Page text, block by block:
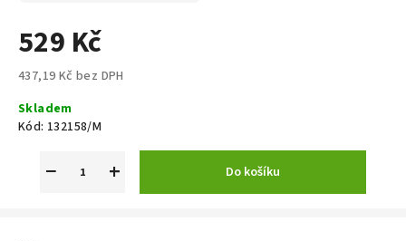
529 Kč
437,19 Kč bez DPH
cena:
Skladem
Kód: 132158/M
+
− Do košíku